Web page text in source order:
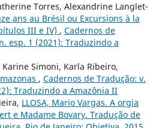
Torres, Alexandrine Langlet-
ans au Brésil ou Excursions à la
III e IV) , Cadernos de
esp. 1 (2021): Traduzindo a
Simoni, Karla Ribeiro,
, Cadernos de Tradução: v.
Traduzindo a Amazônia II
LLOSA, Mario Vargas. A orgia
e Madame Bovary. Tradução de